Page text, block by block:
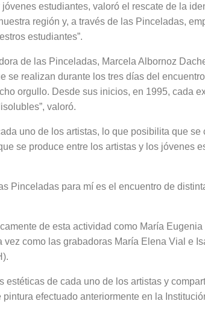
estudiantes, valoró el rescate de la
región y, a través de las Pinceladas,
estudiantes”.
de las Pinceladas, Marcela Albornoz
realizan durante los tres días del
orgullo. Desde sus inicios, en 1995, cada
valoró.
uno de los artistas, lo que posibilita que
se produce entre los artistas y los jóvenes
Pinceladas para mí es el encuentro de
de esta actividad como María
como las grabadoras María Elena Vial e
de cada uno de los artistas y
efectuado anteriormente en la